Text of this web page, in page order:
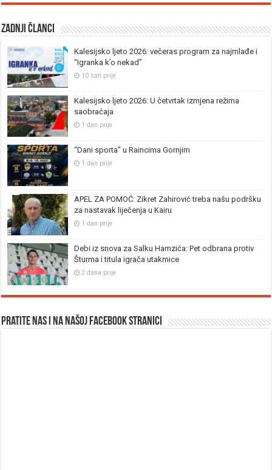
Zadnji članci
Kalesijsko ljeto 2026: večeras program za najmlađe i
“Igranka k’o nekad”
10 sati prije
Kalesijsko ljeto 2026: U četvrtak izmjena režima
saobraćaja
1 dan prije
“Dani sporta” u Raincima Gornjim
1 dan prije
APEL ZA POMOĆ: Zikret Zahirović treba našu podršku
za nastavak liječenja u Kairu
1 dan prije
Debi iz snova za Salku Hamzića: Pet odbrana protiv
Šturma i titula igrača utakmice
2 dana prije
Pratite nas i na našoj facebook stranici